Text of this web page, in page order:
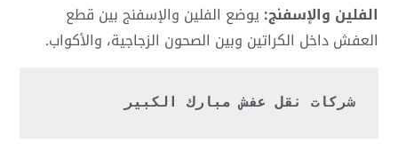
الفلين والإسفنج:يوضع الفلين والإسفنج بين قطع
العفش داخل الكراتين وبين الصحون الزجاجية، والأكواب.
شركات نقل عفش مبارك الكبير